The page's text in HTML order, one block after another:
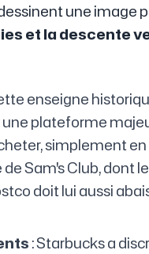
une
et la descente
enseigne
plateforme
simplement
Sam's Club,
doit lui aussi
: Starbucks a